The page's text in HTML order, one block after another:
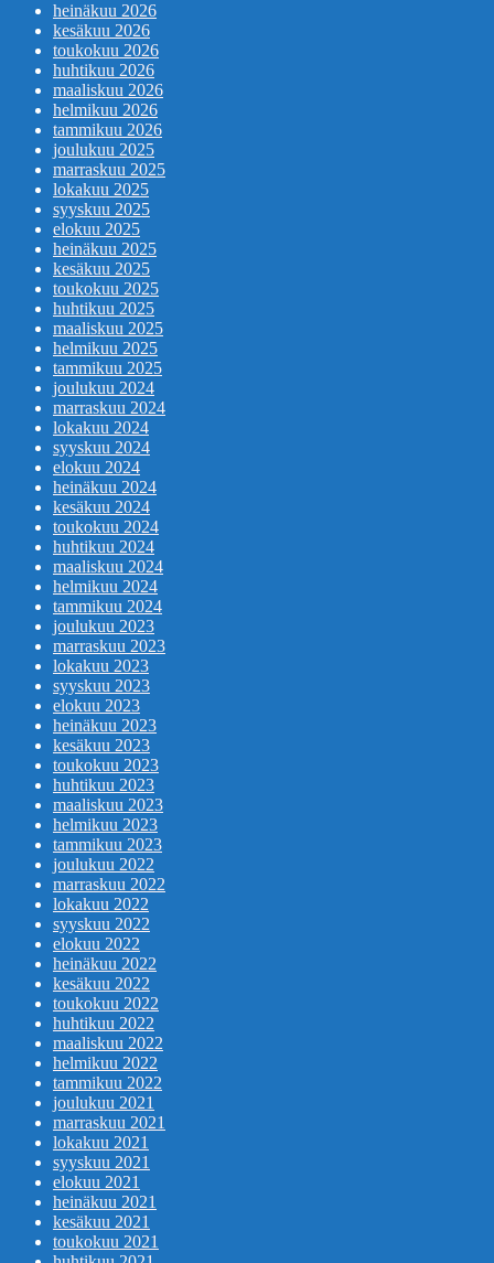
heinäkuu 2026
kesäkuu 2026
toukokuu 2026
huhtikuu 2026
maaliskuu 2026
helmikuu 2026
tammikuu 2026
joulukuu 2025
marraskuu 2025
lokakuu 2025
syyskuu 2025
elokuu 2025
heinäkuu 2025
kesäkuu 2025
toukokuu 2025
huhtikuu 2025
maaliskuu 2025
helmikuu 2025
tammikuu 2025
joulukuu 2024
marraskuu 2024
lokakuu 2024
syyskuu 2024
elokuu 2024
heinäkuu 2024
kesäkuu 2024
toukokuu 2024
huhtikuu 2024
maaliskuu 2024
helmikuu 2024
tammikuu 2024
joulukuu 2023
marraskuu 2023
lokakuu 2023
syyskuu 2023
elokuu 2023
heinäkuu 2023
kesäkuu 2023
toukokuu 2023
huhtikuu 2023
maaliskuu 2023
helmikuu 2023
tammikuu 2023
joulukuu 2022
marraskuu 2022
lokakuu 2022
syyskuu 2022
elokuu 2022
heinäkuu 2022
kesäkuu 2022
toukokuu 2022
huhtikuu 2022
maaliskuu 2022
helmikuu 2022
tammikuu 2022
joulukuu 2021
marraskuu 2021
lokakuu 2021
syyskuu 2021
elokuu 2021
heinäkuu 2021
kesäkuu 2021
toukokuu 2021